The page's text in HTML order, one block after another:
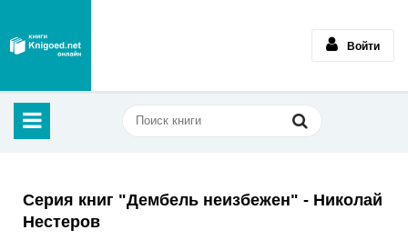
Войти
Серия книг "Дембель неизбежен" - Николай
Нестеров